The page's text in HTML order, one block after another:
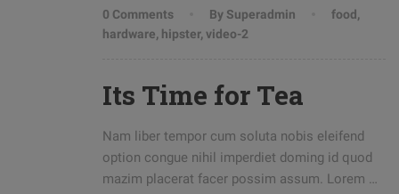
0 Comments By Superadmin food,
hardware, hipster,video-2
Its Time for Tea
Nam liber tempor cum soluta nobis eleifend
option congue nihil imperdiet doming id quod
mazim placerat facer possim assum. Lorem …